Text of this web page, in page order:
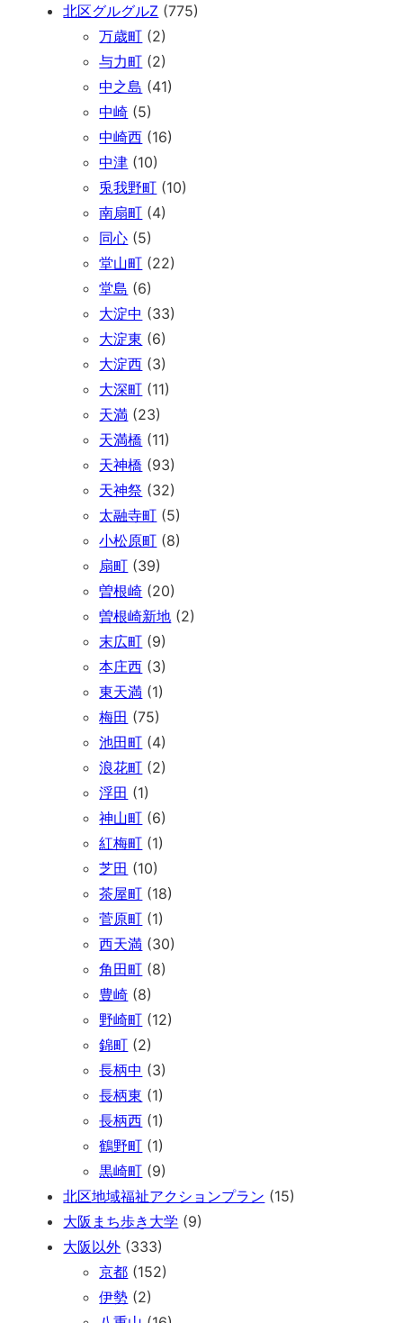
北区グルグルZ (775)
万歳町 (2)
与力町 (2)
中之島 (41)
中崎 (5)
中崎西 (16)
中津 (10)
兎我野町 (10)
南扇町 (4)
同心 (5)
堂山町 (22)
堂島 (6)
大淀中 (33)
大淀東 (6)
大淀西 (3)
大深町 (11)
天満 (23)
天満橋 (11)
天神橋 (93)
天神祭 (32)
太融寺町 (5)
小松原町 (8)
扇町 (39)
曽根崎 (20)
曽根崎新地 (2)
末広町 (9)
本庄西 (3)
東天満 (1)
梅田 (75)
池田町 (4)
浪花町 (2)
浮田 (1)
神山町 (6)
紅梅町 (1)
芝田 (10)
茶屋町 (18)
菅原町 (1)
西天満 (30)
角田町 (8)
豊崎 (8)
野崎町 (12)
錦町 (2)
長柄中 (3)
長柄東 (1)
長柄西 (1)
鶴野町 (1)
黒崎町 (9)
北区地域福祉アクションプラン (15)
大阪まち歩き大学 (9)
大阪以外 (333)
京都 (152)
伊勢 (2)